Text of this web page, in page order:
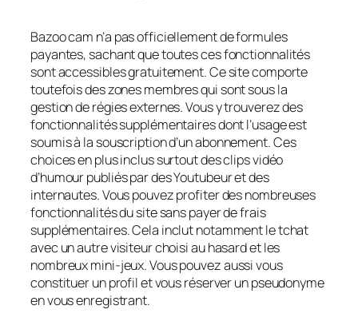
Bazoo cam n’a pas officiellement de formules
payantes, sachant que toutes ces fonctionnalités
sont accessibles gratuitement. Ce site comporte
toutefois des zones membres qui sont sous la
gestion de régies externes. Vous y trouverez des
fonctionnalités supplémentaires dont l’usage est
soumis à la souscription d’un abonnement. Ces
choices en plus inclus surtout des clips vidéo
d’humour publiés par des Youtubeur et des
internautes. Vous pouvez profiter des nombreuses
fonctionnalités du site sans payer de frais
supplémentaires. Cela inclut notamment le tchat
avec un autre visiteur choisi au hasard et les
nombreux mini-jeux. Vous pouvez aussi vous
constituer un profil et vous réserver un pseudonyme
en vous enregistrant.